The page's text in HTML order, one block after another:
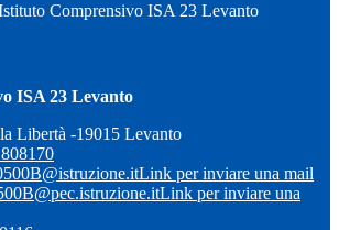
Comprensivo ISA 23 Levanto
ISA 23 Levanto
Libertà -19015 Levanto
Link per inviare una mail
Link per inviare una